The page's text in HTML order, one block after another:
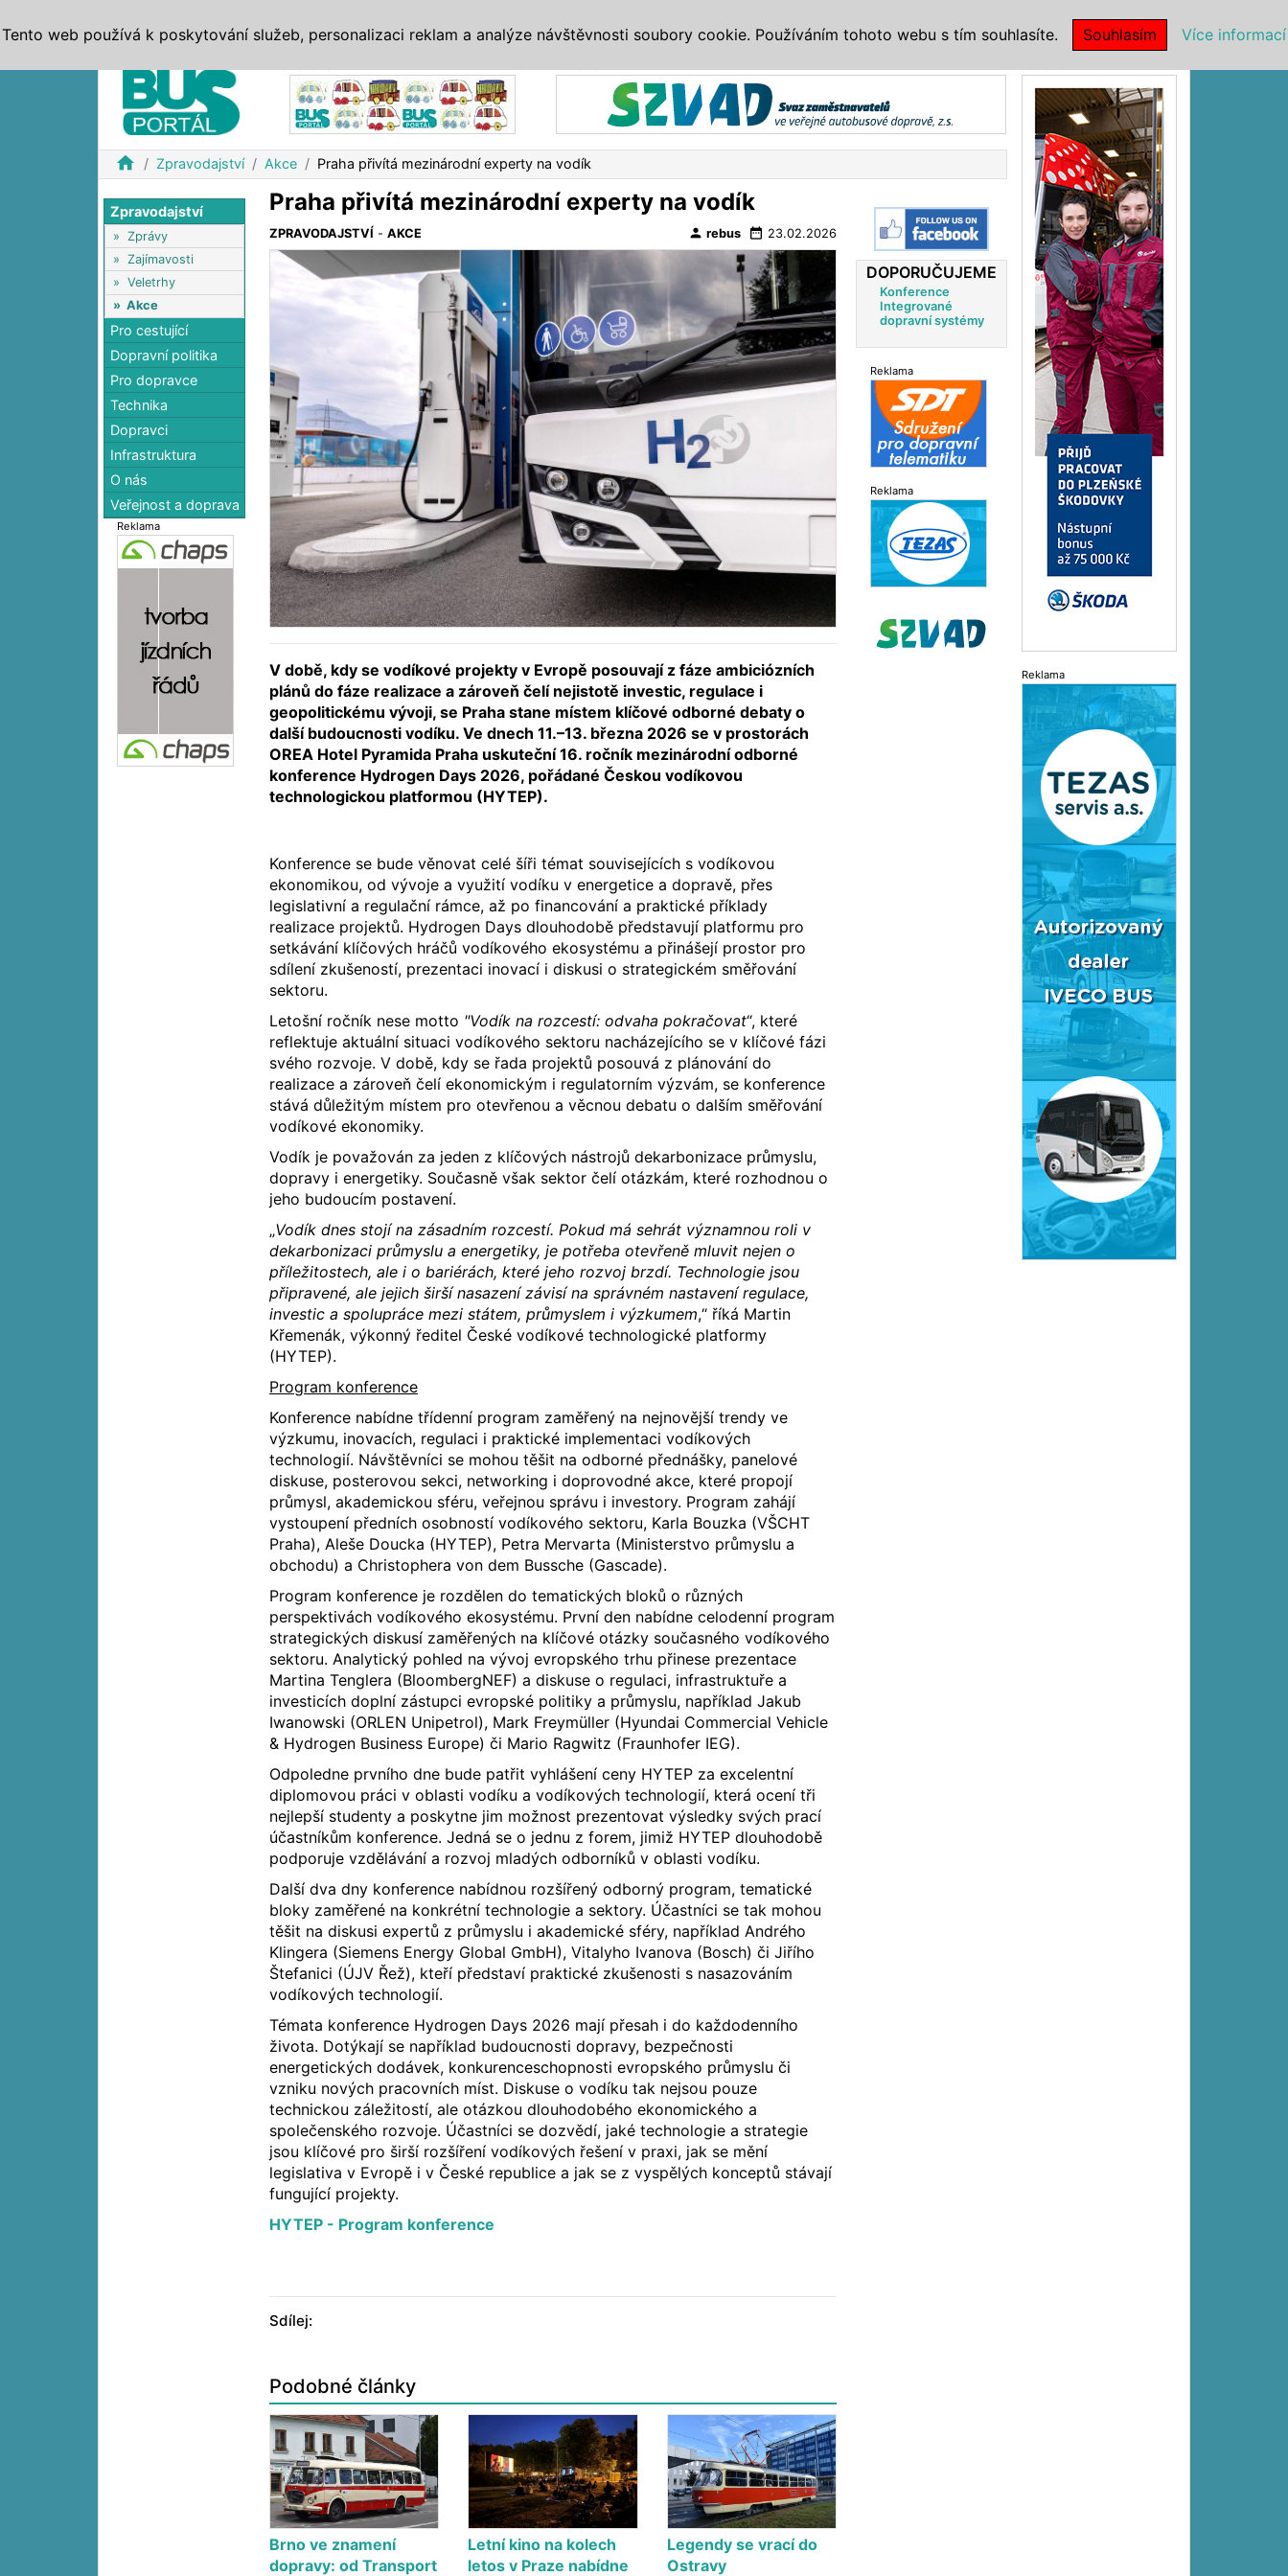
home Zpravodajství Akce Praha přivítá mezinárodní experty na vodík
Zpravodajství
» Zprávy
» Zajímavosti
» Veletrhy
» Akce
Pro cestující
Dopravní politika
Pro dopravce
Technika
Dopravci
Infrastruktura
O nás
Veřejnost a doprava
Reklama
Praha přivítá mezinárodní experty na vodík
ZPRAVODAJSTVÍ -AKCE person rebus date_range 23.02.2026
V době, kdy se vodíkové projekty v Evropě posouvají z fáze ambiciózních
plánů do fáze realizace a zároveň čelí nejistotě investic, regulace i
geopolitickému vývoji, se Praha stane místem klíčové odborné debaty o
další budoucnosti vodíku. Ve dnech 11.–13. března 2026 se v prostorách
OREA Hotel Pyramida Praha uskuteční 16. ročník mezinárodní odborné
konference Hydrogen Days 2026, pořádané Českou vodíkovou
technologickou platformou (HYTEP).
Konference se bude věnovat celé šíři témat souvisejících s vodíkovou
ekonomikou, od vývoje a využití vodíku v energetice a dopravě, přes
legislativní a regulační rámce, až po financování a praktické příklady
realizace projektů. Hydrogen Days dlouhodobě představují platformu pro
setkávání klíčových hráčů vodíkového ekosystému a přinášejí prostor pro
sdílení zkušeností, prezentaci inovací i diskusi o strategickém směřování
sektoru.
Letošní ročník nese motto "Vodík na rozcestí: odvaha pokračovat“, které
reflektuje aktuální situaci vodíkového sektoru nacházejícího se v klíčové fázi
svého rozvoje. V době, kdy se řada projektů posouvá z plánování do
realizace a zároveň čelí ekonomickým i regulatorním výzvám, se konference
stává důležitým místem pro otevřenou a věcnou debatu o dalším směřování
vodíkové ekonomiky.
Vodík je považován za jeden z klíčových nástrojů dekarbonizace průmyslu,
dopravy i energetiky. Současně však sektor čelí otázkám, které rozhodnou o
jeho budoucím postavení.
„Vodík dnes stojí na zásadním rozcestí. Pokud má sehrát významnou roli v
dekarbonizaci průmyslu a energetiky, je potřeba otevřeně mluvit nejen o
příležitostech, ale i o bariérách, které jeho rozvoj brzdí. Technologie jsou
připravené, ale jejich širší nasazení závisí na správném nastavení regulace,
investic a spolupráce mezi státem, průmyslem i výzkumem,“ říká Martin
Křemenák, výkonný ředitel České vodíkové technologické platformy
(HYTEP).
Program konference
Konference nabídne třídenní program zaměřený na nejnovější trendy ve
výzkumu, inovacích, regulaci i praktické implementaci vodíkových
technologií. Návštěvníci se mohou těšit na odborné přednášky, panelové
diskuse, posterovou sekci, networking i doprovodné akce, které propojí
průmysl, akademickou sféru, veřejnou správu i investory. Program zahájí
vystoupení předních osobností vodíkového sektoru, Karla Bouzka (VŠCHT
Praha), Aleše Doucka (HYTEP), Petra Mervarta (Ministerstvo průmyslu a
obchodu) a Christophera von dem Bussche (Gascade).
Program konference je rozdělen do tematických bloků o různých
perspektivách vodíkového ekosystému. První den nabídne celodenní program
strategických diskusí zaměřených na klíčové otázky současného vodíkového
sektoru. Analytický pohled na vývoj evropského trhu přinese prezentace
Martina Tenglera (BloombergNEF) a diskuse o regulaci, infrastruktuře a
investicích doplní zástupci evropské politiky a průmyslu, například Jakub
Iwanowski (ORLEN Unipetrol), Mark Freymüller (Hyundai Commercial Vehicle
& Hydrogen Business Europe) či Mario Ragwitz (Fraunhofer IEG).
Odpoledne prvního dne bude patřit vyhlášení ceny HYTEP za excelentní
diplomovou práci v oblasti vodíku a vodíkových technologií, která ocení tři
nejlepší studenty a poskytne jim možnost prezentovat výsledky svých prací
účastníkům konference. Jedná se o jednu z forem, jimiž HYTEP dlouhodobě
podporuje vzdělávání a rozvoj mladých odborníků v oblasti vodíku.
Další dva dny konference nabídnou rozšířený odborný program, tematické
bloky zaměřené na konkrétní technologie a sektory. Účastníci se tak mohou
těšit na diskusi expertů z průmyslu i akademické sféry, například Andrého
Klingera (Siemens Energy Global GmbH), Vitalyho Ivanova (Bosch) či Jiřího
Štefanici (ÚJV Řež), kteří představí praktické zkušenosti s nasazováním
vodíkových technologií.
Témata konference Hydrogen Days 2026 mají přesah i do každodenního
života. Dotýkají se například budoucnosti dopravy, bezpečnosti
energetických dodávek, konkurenceschopnosti evropského průmyslu či
vzniku nových pracovních míst. Diskuse o vodíku tak nejsou pouze
technickou záležitostí, ale otázkou dlouhodobého ekonomického a
společenského rozvoje. Účastníci se dozvědí, jaké technologie a strategie
jsou klíčové pro širší rozšíření vodíkových řešení v praxi, jak se mění
legislativa v Evropě i v České republice a jak se z vyspělých konceptů stávají
fungující projekty.
HYTEP - Program konference
Sdílej:
Podobné články
Brno ve znamení
dopravy: od Transport
Letní kino na kolech
letos v Praze nabídne
Legendy se vrací do
Ostravy
DOPORUČUJEME
Konference
Integrované
dopravní systémy
Reklama
Reklama
Reklama
Tento web používá k poskytování služeb, personalizaci reklam a analýze návštěvnosti soubory cookie. Používáním tohoto webu s tím souhlasíte. Souhlasím Více informací